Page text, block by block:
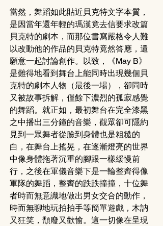
當然，舞蹈如此貼近貝克特文字本質，
是因當年還年輕的瑪漢竟去信要求改篇
貝克特的劇本，而那位書寫嚴格令人難
以改動他的作品的貝克特竟然答應，還
願意一起討論創作。以致，《May B》
是難得地看到舞台上能同時出現幾個貝
克特的劇本人物（最後一場），卻同時
又被故事拆解，僅餘下濃烈的孤寂感覺
的舞蹈。就正如，最初舞台在完全漆黑
之中播出三分鐘的音樂，觀眾卻可隱約
見到一眾舞者從臉到身體也是粗糙的
白，在舞台上搖晃，在逐漸燈亮的世界
中像身體拖著沉重的腳跟一樣緩慢前
行，之後在軍儀音樂下是一輪整齊得像
軍隊的舞蹈，整齊的跌跌撞撞，十位舞
者時而無意識地做出男女交合的動作，
時而無聊地玩拍拍手等簡單遊戲，木訥
又狂笑，頹廢又歡愉。這一切像在呈現